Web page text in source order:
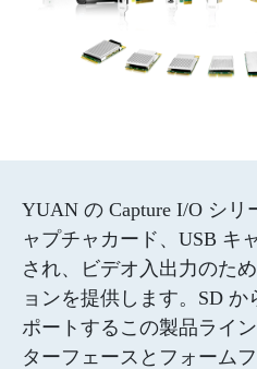
YUAN の Capture I/O シ
ャプチャカード、USB キ
され、ビデオ入出力のた
ョンを提供します。SD
ポートするこの製品ライ
ターフェースとフォーム